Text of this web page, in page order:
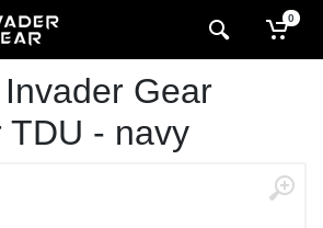
0
Gear
TDU - navy